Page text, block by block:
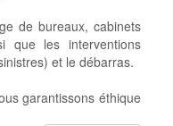
de bureaux, cabinets
que les interventions
et le débarras.
garantissons éthique